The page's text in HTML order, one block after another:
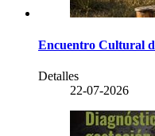
Encuentro Cultural
Detalles
22-07-2026